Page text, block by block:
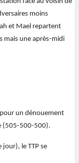
moins
et Mael repartent
mais une après-midi
un dénouement
(505-500-500).
le TTP se